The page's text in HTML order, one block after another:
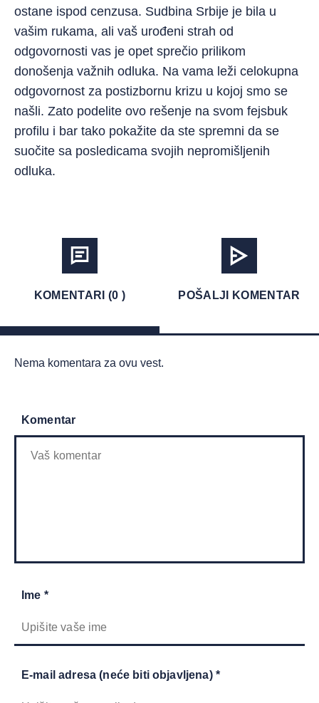
ostane ispod cenzusa. Sudbina Srbije je bila u
vašim rukama, ali vaš urođeni strah od
odgovornosti vas je opet sprečio prilikom
donošenja važnih odluka. Na vama leži celokupna
odgovornost za postizbornu krizu u kojoj smo se
našli. Zato podelite ovo rešenje na svom fejsbuk
profilu i bar tako pokažite da ste spremni da se
suočite sa posledicama svojih nepromišljenih
odluka.
KOMENTARI (0 ) POŠALJI KOMENTAR
Nema komentara za ovu vest.
Komentar
Ime *
E-mail adresa (neće biti objavljena) *